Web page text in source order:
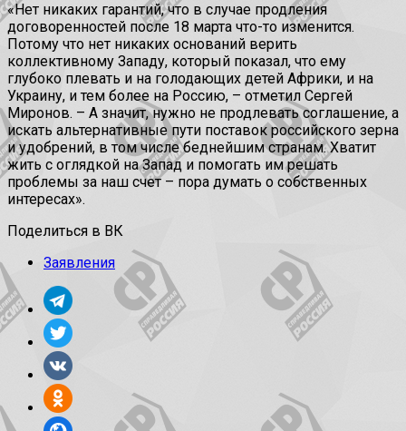
«Нет никаких гарантий, что в случае продления
договоренностей после 18 марта что-то изменится.
Потому что нет никаких оснований верить
коллективному Западу, который показал, что ему
глубоко плевать и на голодающих детей Африки, и на
Украину, и тем более на Россию, – отметил Сергей
Миронов. – А значит, нужно не продлевать соглашение, а
искать альтернативные пути поставок российского зерна
и удобрений, в том числе беднейшим странам. Хватит
жить с оглядкой на Запад и помогать им решать
проблемы за наш счет – пора думать о собственных
интересах».
Поделиться в ВК
Заявления